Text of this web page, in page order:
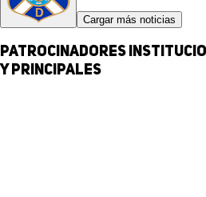
Cargar más noticias
Patrocinadores
y principales